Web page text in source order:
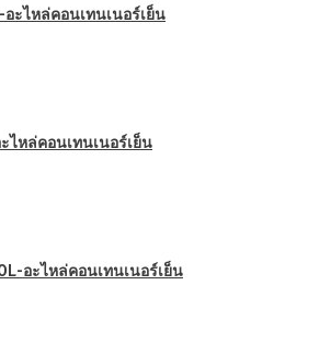
อะไหล่คอนเทนเนอร์เย็น
ะไหล่คอนเทนเนอร์เย็น
อะไหล่คอนเทนเนอร์เย็น